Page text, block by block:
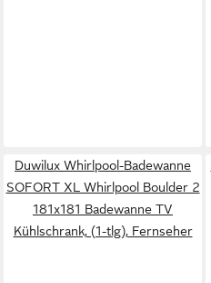
Duwilux Whirlpool-Badewanne
SOFORT XL Whirlpool Boulder 2
181x181 Badewanne TV
Kühlschrank, (1-tlg), Fernseher